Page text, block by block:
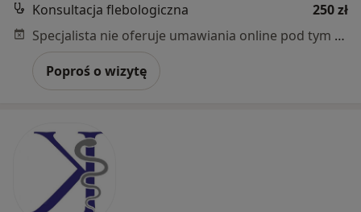
Konsultacja flebologiczna
250 zł
Specjalista nie oferuje umawiania online pod tym adresem.
Poproś o wizytę